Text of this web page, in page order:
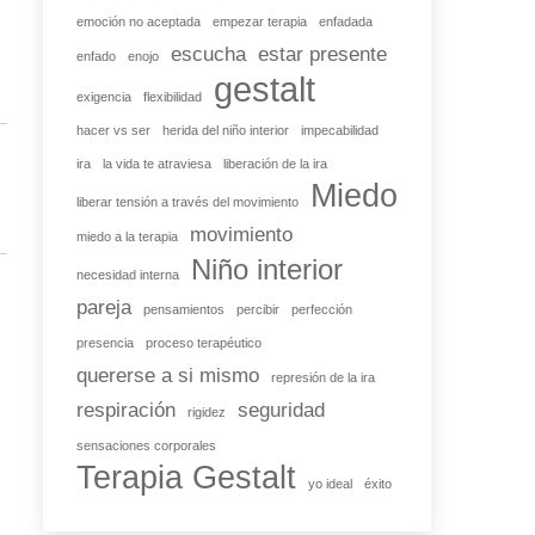
emoción no aceptada empezar terapia enfadada
enfado enojo escucha estar presente
exigencia flexibilidad gestalt
hacer vs ser herida del niño interior impecabilidad
ira la vida te atraviesa liberación de la ira
liberar tensión a través del movimiento Miedo
miedo a la terapia movimiento
necesidad interna Niño interior
pareja pensamientos percibir perfección
presencia proceso terapéutico
quererse a si mismo represión de la ira
respiración rigidez seguridad
sensaciones corporales
Terapia Gestalt yo ideal éxito